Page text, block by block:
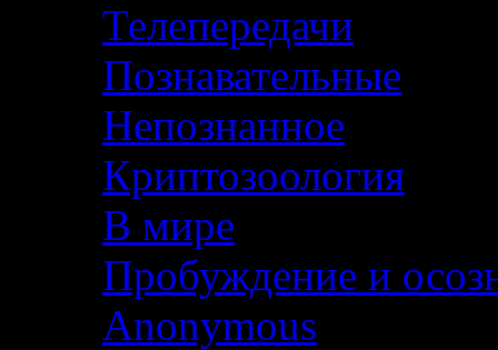
Телепередачи
Познавательные
Непознанное
Криптозоология
В мире
Пробуждение и
Anonymous